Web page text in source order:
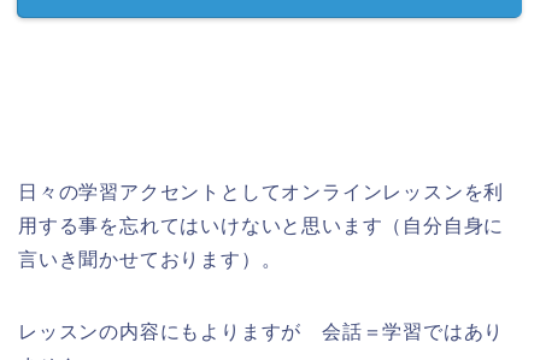
日々の学習アクセントとしてオンラインレッスンを利
用する事を忘れてはいけないと思います（自分自身に
言いき聞かせております）。
レッスンの内容にもよりますが 会話＝学習ではあり